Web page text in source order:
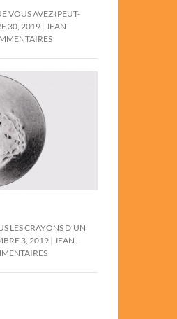
VOUS AVEZ (PEUT-
30, 2019 JEAN-
LES CRAYONS D’UN
3, 2019
JEAN-